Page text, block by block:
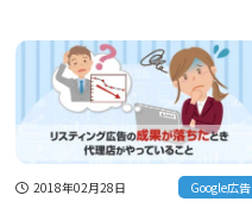
2018年02月28日 Google広告